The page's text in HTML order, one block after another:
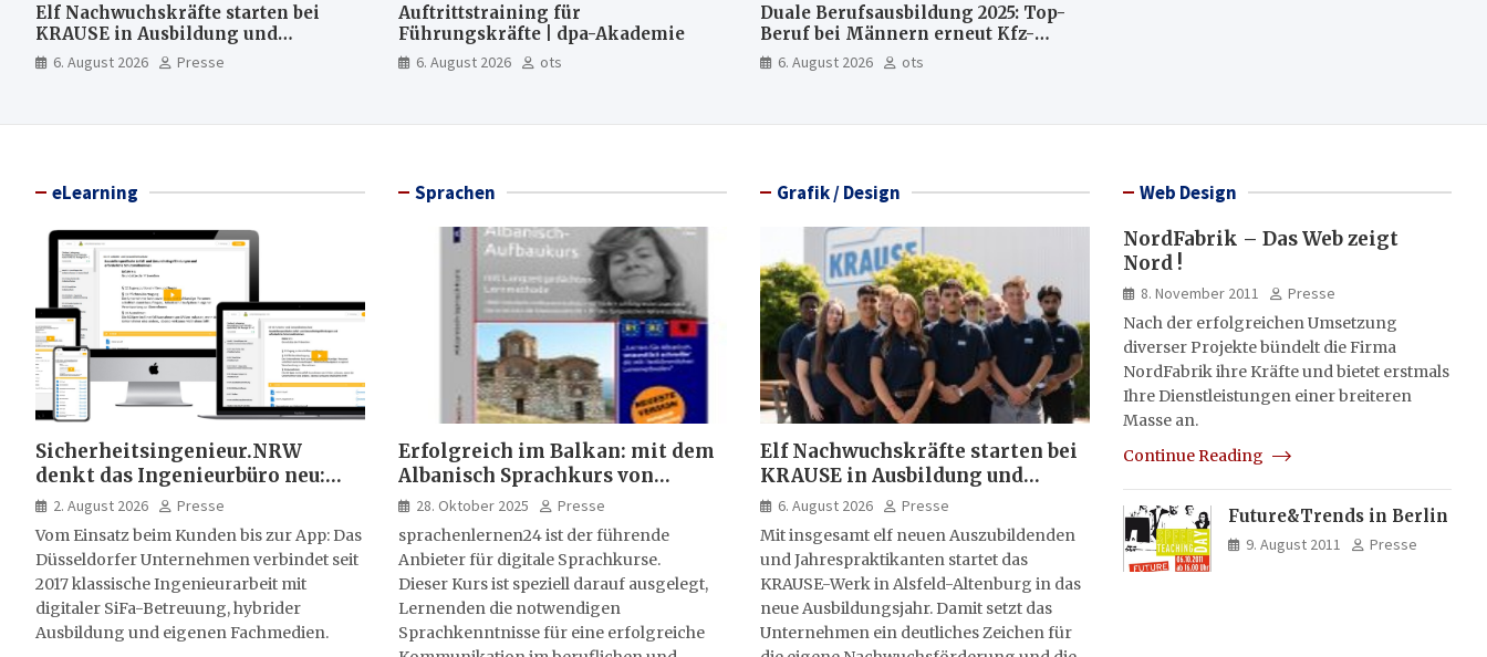
Elf Nachwuchskräfte starten bei
KRAUSE in Ausbildung und
Jahrespraktikum
6. August 2026 Presse
Auftrittstraining für
Führungskräfte | dpa-Akademie
6. August 2026 ots
Duale Berufsausbildung 2025: Top-
Beruf bei Männern erneut Kfz-
Mechatroniker, bei Frauen
medizinische Fachangestellte
6. August 2026 ots
eLearning
Sicherheitsingenieur.NRW
denkt das Ingenieurbüro neu:
HSE-Beratung wird digital,
hybrid und multimedial
2. August 2026
Presse
Vom Einsatz beim Kunden bis zur App: Das
Düsseldorfer Unternehmen verbindet seit
2017 klassische Ingenieurarbeit mit
digitaler SiFa-Betreuung, hybrider
Ausbildung und eigenen Fachmedien.
Sprachen
Erfolgreich im Balkan: mit dem
Albanisch Sprachkurs von
sprachenlernen24
28. Oktober 2025
Presse
sprachenlernen24 ist der führende
Anbieter für digitale Sprachkurse.
Dieser Kurs ist speziell darauf ausgelegt,
Lernenden die notwendigen
Sprachkenntnisse für eine erfolgreiche
Grafik / Design
Elf Nachwuchskräfte starten bei
KRAUSE in Ausbildung und
Jahrespraktikum
6. August 2026
Presse
Mit insgesamt elf neuen Auszubildenden
und Jahrespraktikanten startet das
KRAUSE-Werk in Alsfeld-Altenburg in das
neue Ausbildungsjahr. Damit setzt das
Unternehmen ein deutliches Zeichen für
Web Design
NordFabrik – Das Web zeigt
Nord !
8. November 2011
Presse
Nach der erfolgreichen Umsetzung
diverser Projekte bündelt die Firma
NordFabrik ihre Kräfte und bietet erstmals
Ihre Dienstleistungen einer breiteren
Masse an.
Continue Reading
Future&Trends in Berlin
9. August 2011 Presse